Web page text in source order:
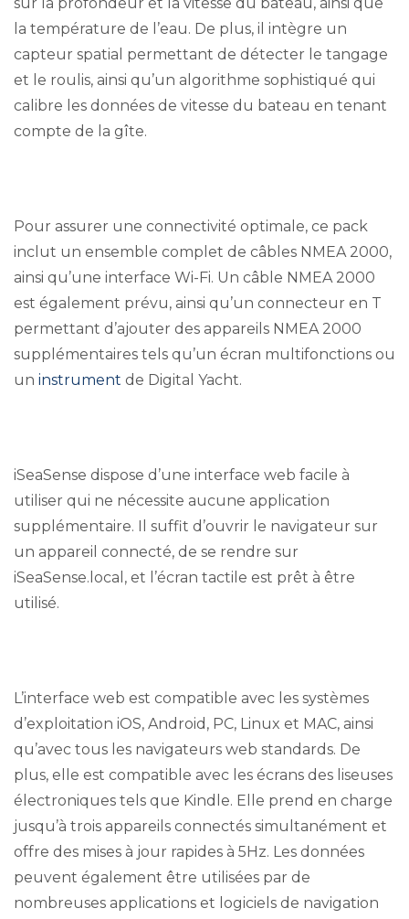
la température de l’eau. De plus, il intègre un
capteur spatial permettant de détecter le tangage
et le roulis, ainsi qu’un algorithme sophistiqué qui
calibre les données de vitesse du bateau en tenant
compte de la gîte.
Pour assurer une connectivité optimale, ce pack
inclut un ensemble complet de câbles NMEA 2000,
ainsi qu’une interface Wi-Fi. Un câble NMEA 2000
est également prévu, ainsi qu’un connecteur en T
permettant d’ajouter des appareils NMEA 2000
supplémentaires tels qu’un écran multifonctions ou
un instrument de Digital Yacht.
iSeaSense dispose d’une interface web facile à
utiliser qui ne nécessite aucune application
supplémentaire. Il suffit d’ouvrir le navigateur sur
un appareil connecté, de se rendre sur
iSeaSense.local, et l’écran tactile est prêt à être
utilisé.
L’interface web est compatible avec les systèmes
d’exploitation iOS, Android, PC, Linux et MAC, ainsi
qu’avec tous les navigateurs web standards. De
plus, elle est compatible avec les écrans des liseuses
électroniques tels que Kindle. Elle prend en charge
jusqu’à trois appareils connectés simultanément et
offre des mises à jour rapides à 5Hz. Les données
peuvent également être utilisées par de
nombreuses applications et logiciels de navigation